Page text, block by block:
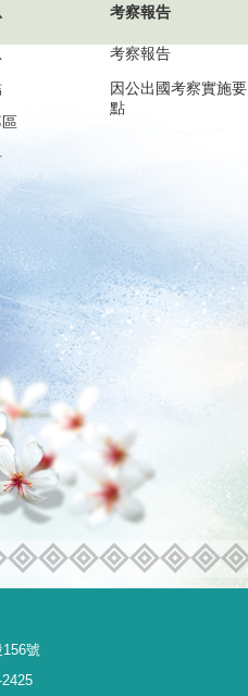
考察報告
考察報告
因公出國考察實施要
點
號